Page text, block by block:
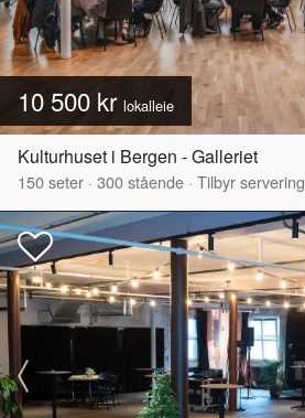
10 500 kr lokalleie
Kulturhuset i Bergen - Galleriet
150seter · 300stående · Tilbyr servering